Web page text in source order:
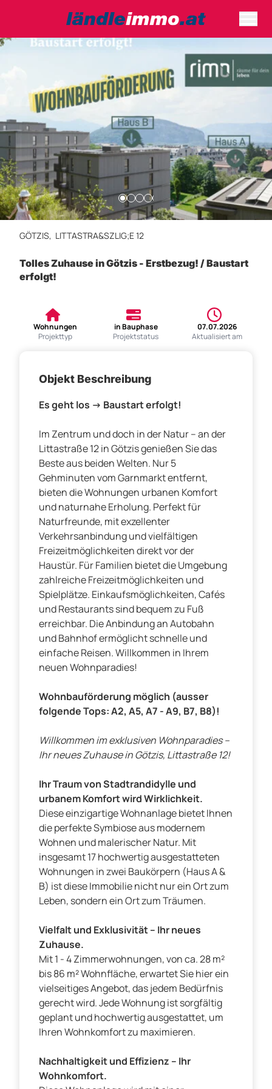
GÖTZIS, LITTASTRA&SZLIG;E 12
Tolles Zuhause in Götzis - Erstbezug! / Baustart
erfolgt!
Wohnungen
Projekttyp
in Bauphase
Projektstatus
07.07.2026
Aktualisiert am
Objekt Beschreibung
Es geht los -> Baustart erfolgt!
Im Zentrum und doch in der Natur – an der
Littastraße 12 in Götzis genießen Sie das
Beste aus beiden Welten. Nur 5
Gehminuten vom Garnmarkt entfernt,
bieten die Wohnungen urbanen Komfort
und naturnahe Erholung. Perfekt für
Naturfreunde, mit exzellenter
Verkehrsanbindung und vielfältigen
Freizeitmöglichkeiten direkt vor der
Haustür. Für Familien bietet die Umgebung
zahlreiche Freizeitmöglichkeiten und
Spielplätze. Einkaufsmöglichkeiten, Cafés
und Restaurants sind bequem zu Fuß
erreichbar. Die Anbindung an Autobahn
und Bahnhof ermöglicht schnelle und
einfache Reisen. Willkommen in Ihrem
neuen Wohnparadies!
Wohnbauförderung möglich (ausser
folgende Tops: A2, A5, A7 - A9, B7, B8)!
Willkommen im exklusiven Wohnparadies –
Ihr neues Zuhause in Götzis, Littastraße 12!
Ihr Traum von Stadtrandidylle und
urbanem Komfort wird Wirklichkeit.
Diese einzigartige Wohnanlage bietet Ihnen
die perfekte Symbiose aus modernem
Wohnen und malerischer Natur. Mit
insgesamt 17 hochwertig ausgestatteten
Wohnungen in zwei Baukörpern (Haus A &
B) ist diese Immobilie nicht nur ein Ort zum
Leben, sondern ein Ort zum Träumen.
Vielfalt und Exklusivität – Ihr neues
Zuhause.
Mit 1 - 4 Zimmerwohnungen, von ca. 28 m²
bis 86 m² Wohnfläche, erwartet Sie hier ein
vielseitiges Angebot, das jedem Bedürfnis
gerecht wird. Jede Wohnung ist sorgfältig
geplant und hochwertig ausgestattet, um
Ihren Wohnkomfort zu maximieren.
Nachhaltigkeit und Effizienz – Ihr
Wohnkomfort.